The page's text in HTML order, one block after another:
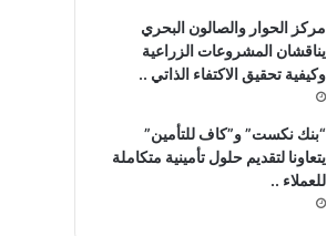
مركز الحوار والصالون البحري
يناقشان المشروعات الزراعية
وكيفية تحقيق الاكتفاء الذاتي ..
“بنك نكست” و”كاف للتأمين”
يتعاونا لتقديم حلول تأمينية متكاملة
للعملاء ..